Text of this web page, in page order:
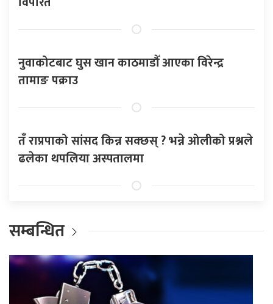
नुवाकोटबाट घुस खान काठमाडौँ आएका विरेन्द्र
तामाङ पक्राउ
तँ राप्रपाको सांसद किन्न सक्छस् ? भन्ने ओलीको प्रश्नले
ढलेका थपलिया अस्पतालमा
सम्बन्धित